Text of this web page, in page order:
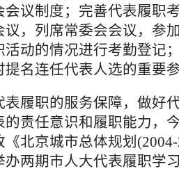
会议制度；完善代表履职
，列席常委会会议，参
活动的情况进行考勤登记
提名连任代表人选的重要
职的服务保障，做好
的责任意识和履职能力，
北京城市总体规划
办两期市人大代表履职学